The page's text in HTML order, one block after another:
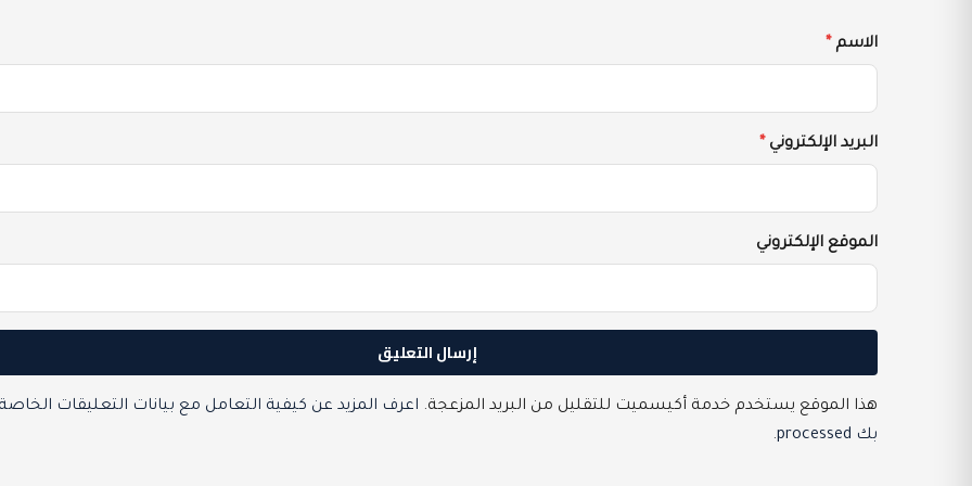
الاسم *
البريد الإلكتروني *
الموقع الإلكتروني
هذا الموقع يستخدم خدمة أكيسميت للتقليل من البريد المزعجة. اعرف المزيد عن كيفية التعامل مع بيانات التعليقات الخاصة
بك processed
.